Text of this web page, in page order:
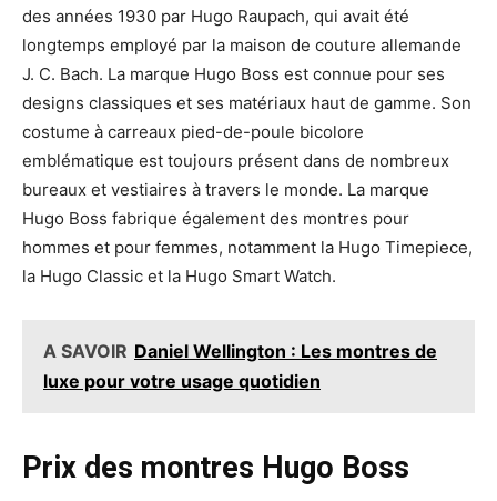
des années 1930 par Hugo Raupach, qui avait été
longtemps employé par la maison de couture allemande
J. C. Bach. La marque Hugo Boss est connue pour ses
designs classiques et ses matériaux haut de gamme. Son
costume à carreaux pied-de-poule bicolore
emblématique est toujours présent dans de nombreux
bureaux et vestiaires à travers le monde. La marque
Hugo Boss fabrique également des montres pour
hommes et pour femmes, notamment la Hugo Timepiece,
la Hugo Classic et la Hugo Smart Watch.
A SAVOIR Daniel Wellington : Les montres de
luxe pour votre usage quotidien
Prix des montres Hugo Boss